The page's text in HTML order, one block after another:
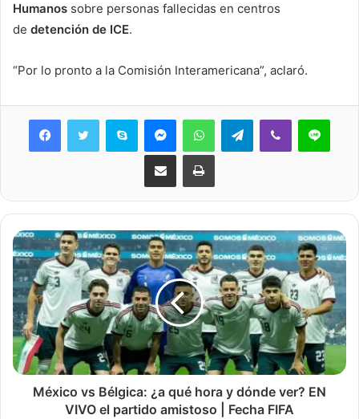
Humanos sobre personas fallecidas en centros
de detención de ICE.
“Por lo pronto a la Comisión Interamericana”, aclaró.
Skype MessengerWhatsAppTelegramViber Line
Share via Email Print
México vs Bélgica: ¿a qué hora y dónde ver? EN
VIVO el partido amistoso | Fecha FIFA